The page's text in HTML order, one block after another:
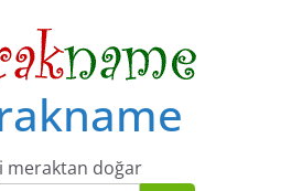
meraktan doğar